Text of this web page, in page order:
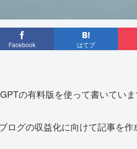
Facebook はてブ
の有料版を使って書いてい
ログの収益化に向けて記事を作